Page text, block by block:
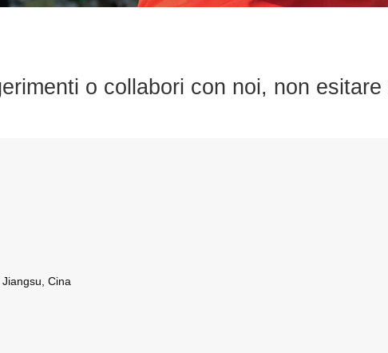
o collabori con noi, non
Cina